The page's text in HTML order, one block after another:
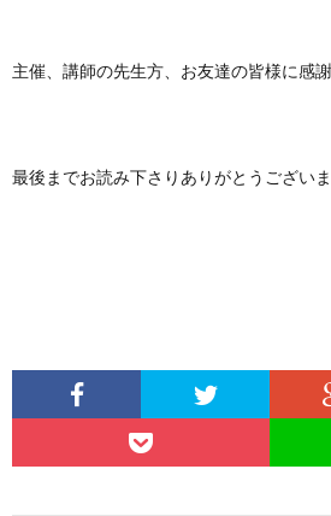
主催、講師の先生方、お友達の皆様に感謝
最後までお読み下さりありがとうございま